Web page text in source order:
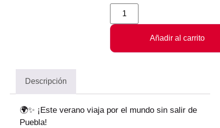
Añadir al carrito
Descripción
🌍✨ ¡Este verano viaja por el mundo sin salir de
Puebla!